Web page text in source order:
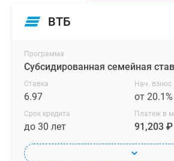
ВТБ
Программа
Субсидированная семейная
Ставка
6.97
Нач. взнос
от 20.1%
Срок кредита
до 30 лет
Платеж в
91,203 ₽